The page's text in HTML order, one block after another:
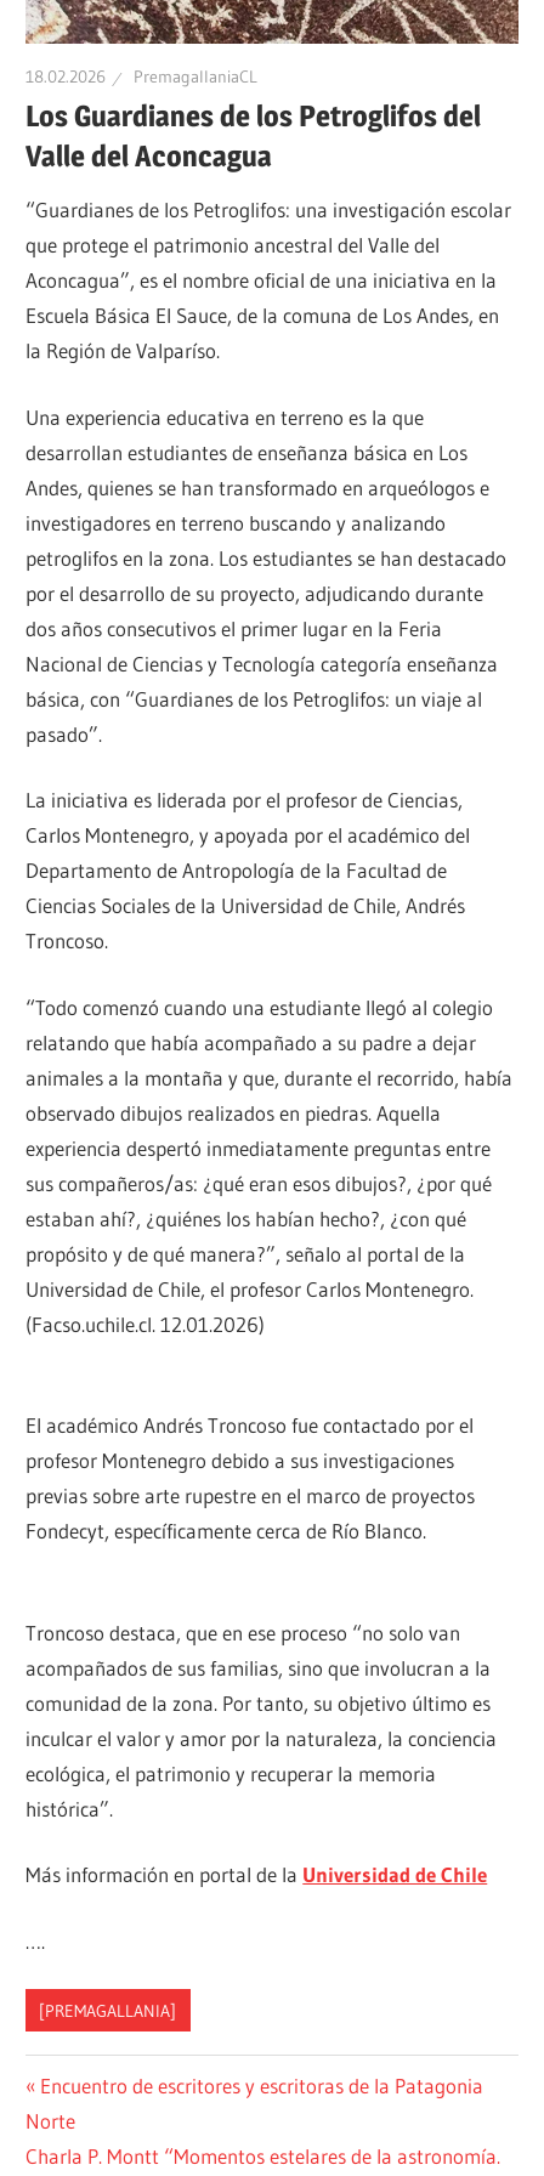
Patrimonio
Chile
Indígena,
18.02.2026 PremagallaniaCL
Los Guardianes de los Petroglifos del
Valle del Aconcagua
“Guardianes de los Petroglifos: una investigación escolar
que protege el patrimonio ancestral del Valle del
Aconcagua”, es el nombre oficial de una iniciativa en la
Escuela Básica El Sauce, de la comuna de Los Andes, en
la Región de Valparíso.
Una experiencia educativa en terreno es la que
desarrollan estudiantes de enseñanza básica en Los
Andes, quienes se han transformado en arqueólogos e
investigadores en terreno buscando y analizando
petroglifos en la zona. Los estudiantes se han destacado
por el desarrollo de su proyecto, adjudicando durante
dos años consecutivos el primer lugar en la Feria
Nacional de Ciencias y Tecnología categoría enseñanza
básica, con “Guardianes de los Petroglifos: un viaje al
pasado”.
La iniciativa es liderada por el profesor de Ciencias,
Carlos Montenegro, y apoyada por el académico del
Departamento de Antropología de la Facultad de
Ciencias Sociales de la Universidad de Chile, Andrés
Troncoso.
“Todo comenzó cuando una estudiante llegó al colegio
relatando que había acompañado a su padre a dejar
animales a la montaña y que, durante el recorrido, había
observado dibujos realizados en piedras. Aquella
experiencia despertó inmediatamente preguntas entre
sus compañeros/as: ¿qué eran esos dibujos?, ¿por qué
estaban ahí?, ¿quiénes los habían hecho?, ¿con qué
propósito y de qué manera?”, señalo al portal de la
Universidad de Chile, el profesor Carlos Montenegro.
(Facso.uchile.cl. 12.01.2026)
El académico Andrés Troncoso fue contactado por el
profesor Montenegro debido a sus investigaciones
previas sobre arte rupestre en el marco de proyectos
Fondecyt, específicamente cerca de Río Blanco.
Troncoso destaca, que en ese proceso “no solo van
acompañados de sus familias, sino que involucran a la
comunidad de la zona. Por tanto, su objetivo último es
inculcar el valor y amor por la naturaleza, la conciencia
ecológica, el patrimonio y recuperar la memoria
histórica”.
Más información en portal de la Universidad de Chile
….
[PREMAGALLANIA]
Post
navigation
Previous
Post:
Encuentro de escritores y escritoras de la Patagonia
Norte
Next
Charla P. Montt “Momentos estelares de la astronomía.